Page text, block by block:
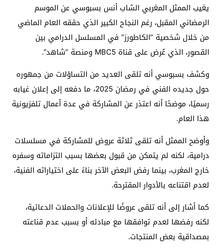
يغيب الممثل المغربي الشاب أنس بسبوسي عن الموسم
الرمضاني المقبل، رغم النجاح الكبير الذي حققه العام الماضي
من خلال شخصية “الكاطورز” في المسلسل الدرامي بين
القصور، الذي عُرض على قناة MBC5 ومنصة “شاهد”.
وكشف بسبوسي أنه تلقى العديد من التساؤلات من جمهوره
حول جديده الفني في رمضان 2025، ما دفعه إلى إعلان غيابه
رسميًا، موضحًا أنه اعتذر عن المشاركة في عدة أعمال تلفزيونية
هذا العام.
وأوضح الممثل أنه تلقى ثلاثة عروض للمشاركة في مسلسلات
درامية، لكنه لم يتمكن من قبول بعضها بسبب التزاماته وسفره
خارج المغرب، بينما رفض البعض الآخر بناءً على اختياراته الفنية،
لعدم اقتناعه بالأدوار المقترحة.
كما أشار إلى أنه تلقى عروضًا للإعلانات والحملات الدعائية،
لكنه رفضها لعدم توافقها مع مبادئه أو بسبب عدم قناعته
بمصداقية بعض المنتجات.